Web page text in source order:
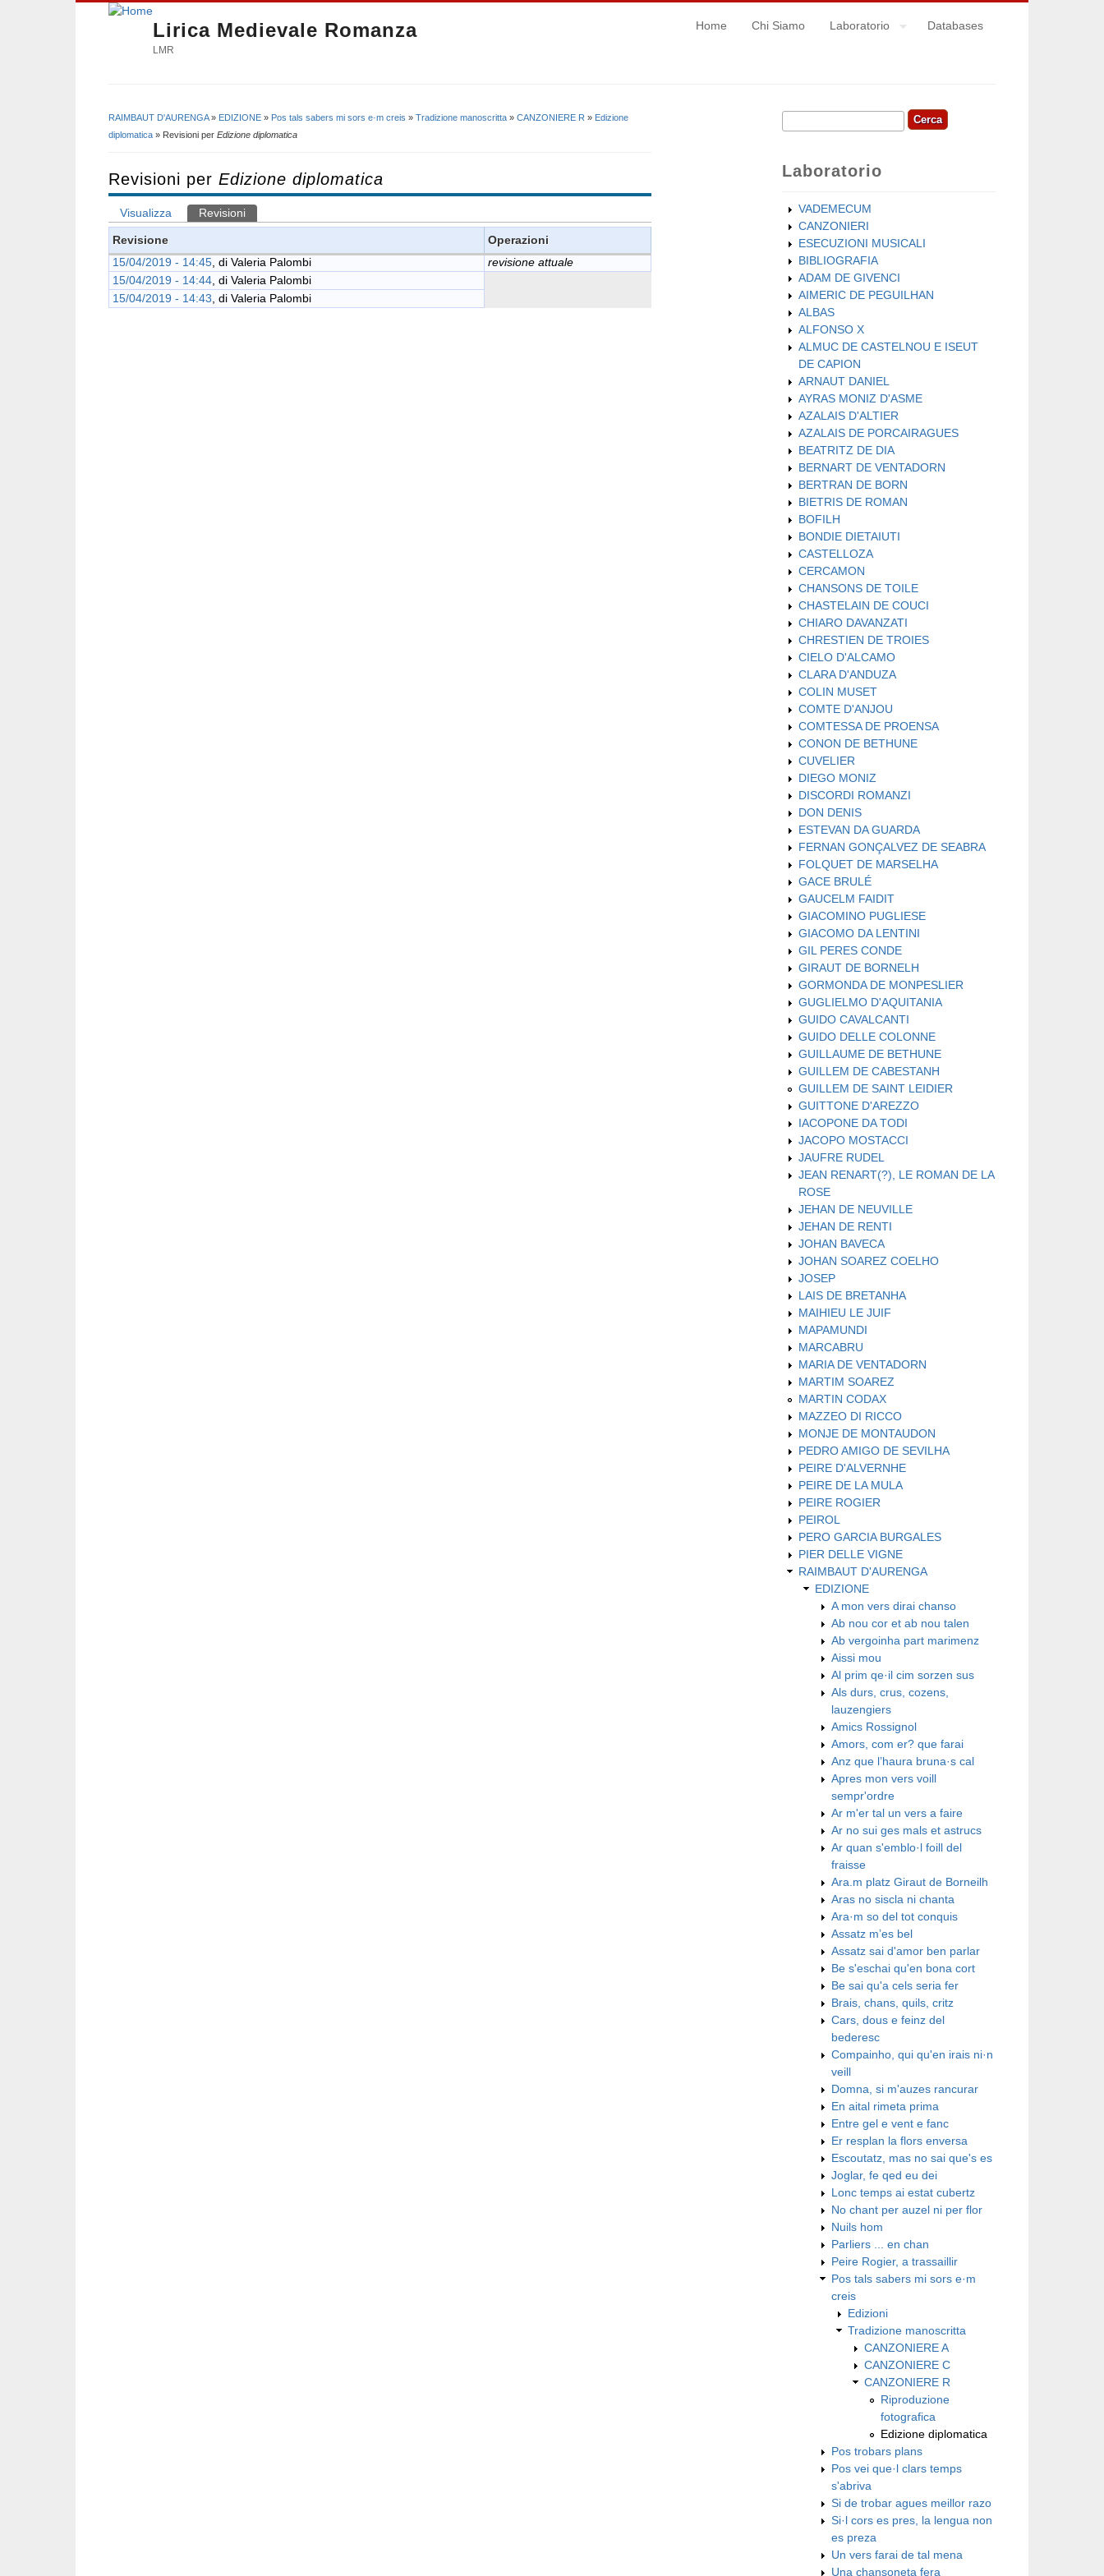
Lirica Medievale Romanza
LMR
Home Chi Siamo Laboratorio Databases
Tu sei qui
RAIMBAUT D'AURENGA» EDIZIONE » Pos tals sabers mi sors e·m creis » Tradizione manoscritta » CANZONIERE R » Edizione
diplomatica » Revisioni per Edizione diplomatica
Revisioni per Edizione diplomatica
Schede primarie
Visualizza Revisioni
Revisione
Operazioni
15/04/2019 - 14:45 , di Valeria Palombi
revisione attuale
15/04/2019 - 14:44 , di Valeria Palombi
15/04/2019 - 14:43 , di Valeria Palombi
Form di ricerca
Cerca
Laboratorio
VADEMECUM
CANZONIERI
ESECUZIONI MUSICALI
BIBLIOGRAFIA
ADAM DE GIVENCI
AIMERIC DE PEGUILHAN
ALBAS
ALFONSO X
ALMUC DE CASTELNOU E ISEUT
DE CAPION
ARNAUT DANIEL
AYRAS MONIZ D'ASME
AZALAIS D'ALTIER
AZALAIS DE PORCAIRAGUES
BEATRITZ DE DIA
BERNART DE VENTADORN
BERTRAN DE BORN
BIETRIS DE ROMAN
BOFILH
BONDIE DIETAIUTI
CASTELLOZA
CERCAMON
CHANSONS DE TOILE
CHASTELAIN DE COUCI
CHIARO DAVANZATI
CHRESTIEN DE TROIES
CIELO D'ALCAMO
CLARA D'ANDUZA
COLIN MUSET
COMTE D'ANJOU
COMTESSA DE PROENSA
CONON DE BETHUNE
CUVELIER
DIEGO MONIZ
DISCORDI ROMANZI
DON DENIS
ESTEVAN DA GUARDA
FERNAN GONÇALVEZ DE SEABRA
FOLQUET DE MARSELHA
GACE BRULÉ
GAUCELM FAIDIT
GIACOMINO PUGLIESE
GIACOMO DA LENTINI
GIL PERES CONDE
GIRAUT DE BORNELH
GORMONDA DE MONPESLIER
GUGLIELMO D'AQUITANIA
GUIDO CAVALCANTI
GUIDO DELLE COLONNE
GUILLAUME DE BETHUNE
GUILLEM DE CABESTANH
GUILLEM DE SAINT LEIDIER
GUITTONE D'AREZZO
IACOPONE DA TODI
JACOPO MOSTACCI
JAUFRE RUDEL
JEAN RENART(?), LE ROMAN DE LA
ROSE
JEHAN DE NEUVILLE
JEHAN DE RENTI
JOHAN BAVECA
JOHAN SOAREZ COELHO
JOSEP
LAIS DE BRETANHA
MAIHIEU LE JUIF
MAPAMUNDI
MARCABRU
MARIA DE VENTADORN
MARTIM SOAREZ
MARTIN CODAX
MAZZEO DI RICCO
MONJE DE MONTAUDON
PEDRO AMIGO DE SEVILHA
PEIRE D'ALVERNHE
PEIRE DE LA MULA
PEIRE ROGIER
PEIROL
PERO GARCIA BURGALES
PIER DELLE VIGNE
RAIMBAUT D'AURENGA
EDIZIONE
A mon vers dirai chanso
Ab nou cor et ab nou talen
Ab vergoinha part marimenz
Aissi mou
Al prim qe·il cim sorzen sus
Als durs, crus, cozens,
lauzengiers
Amics Rossignol
Amors, com er? que farai
Anz que l’haura bruna·s cal
Apres mon vers voill
sempr'ordre
Ar m'er tal un vers a faire
Ar no sui ges mals et astrucs
Ar quan s'emblo·l foill del
fraisse
Ara.m platz Giraut de Borneilh
Aras no siscla ni chanta
Ara·m so del tot conquis
Assatz m’es bel
Assatz sai d'amor ben parlar
Be s'eschai qu'en bona cort
Be sai qu'a cels seria fer
Brais, chans, quils, critz
Cars, dous e feinz del
bederesc
Compainho, qui qu'en irais ni·n
veill
Domna, si m'auzes rancurar
En aital rimeta prima
Entre gel e vent e fanc
Er resplan la flors enversa
Escoutatz, mas no sai que's es
Joglar, fe qed eu dei
Lonc temps ai estat cubertz
No chant per auzel ni per flor
Nuils hom
Parliers ... en chan
Peire Rogier, a trassaillir
Pos tals sabers mi sors e·m
creis
Edizioni
Tradizione manoscritta
CANZONIERE A
CANZONIERE C
CANZONIERE R
Riproduzione
fotografica
Edizione diplomatica
Pos trobars plans
Pos vei que·l clars temps
s'abriva
Si de trobar agues meillor razo
Si·l cors es pres, la lengua non
es preza
Un vers farai de tal mena
Una chansoneta fera